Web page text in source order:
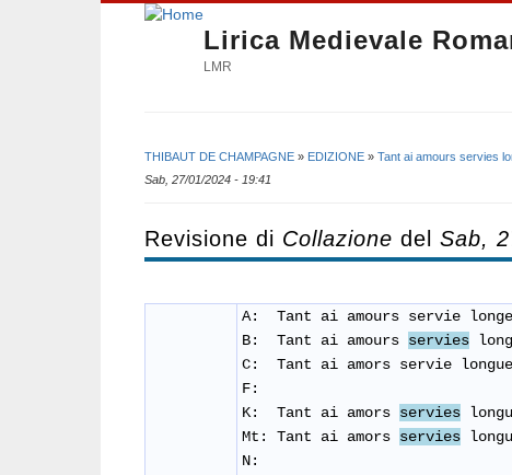
Lirica Medievale
LMR
Tu sei qui
THIBAUT DE CHAMPAGNE » EDIZIONE » Tant ai amours servies
Sab, 27/01/2024 - 19:41
Revisione di Collazione del Sab,
A: Tant ai amours servie
B: Tant ai amours servies
C: Tant ai amors servie
F:
K: Tant ai amors servies
Mt: Tant ai amors servies
N: